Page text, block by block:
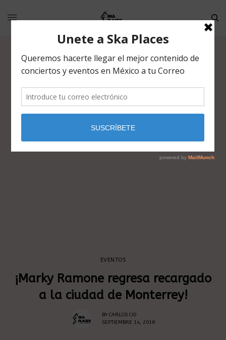
EVENTOS
¡Marky Ramone regresa recargado
a la ciudad de Monterrey!
BY CARLOS CID
SEPTIEMBRE 14, 2018